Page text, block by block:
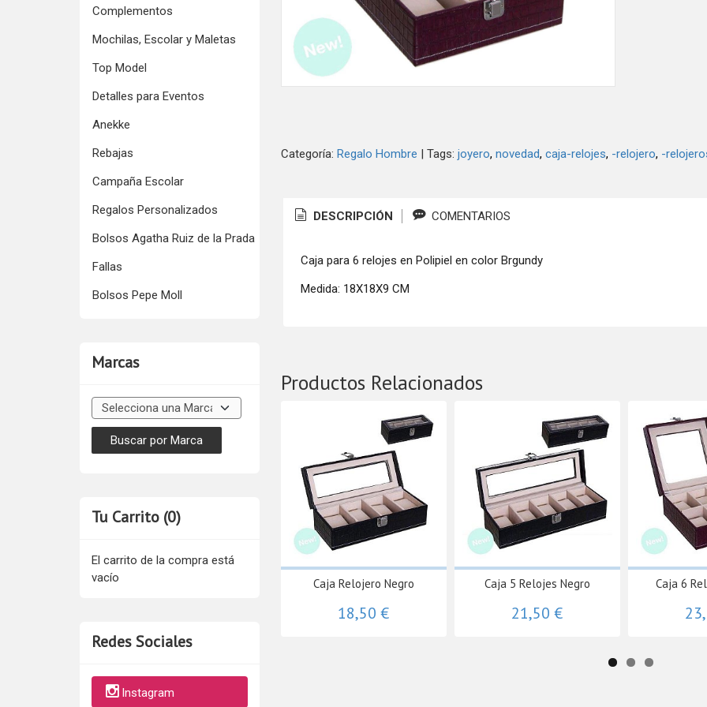
Complementos
Mochilas, Escolar y Maletas
Top Model
Detalles para Eventos
Anekke
Rebajas
Campaña Escolar
Regalos Personalizados
Bolsos Agatha Ruiz de la Prada
Fallas
Bolsos Pepe Moll
Marcas
Tu Carrito (0)
El carrito de la compra está
vacío
Redes Sociales
Instagram
Categoría: Regalo Hombre | Tags: joyero novedad caja-relojes -relojero -
DESCRIPCIÓN COMENTARIOS
Caja para 6 relojes en Polipiel en color Brgundy
Medida: 18X18X9 CM
Productos Relacionados
Caja Relojero Negro
18,50 €
Caja 5 Relojes Negro
21,50 €
Caja 6